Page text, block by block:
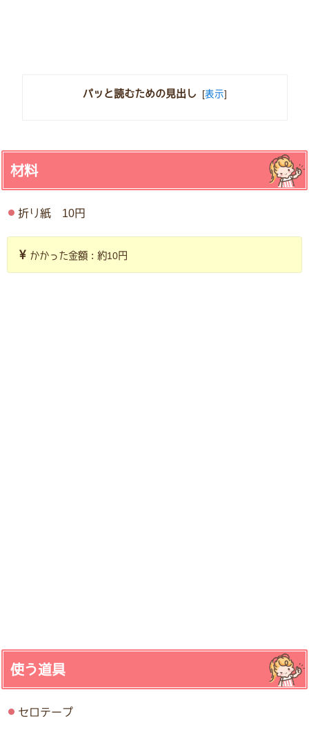
パッと読むための見出し [表示]
材料
折り紙 10円
かかった金額：約10円
使う道具
セロテープ